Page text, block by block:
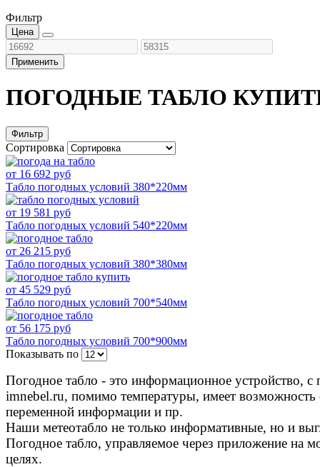
Фильтр
Цена
Применить
ПОГОДНЫЕ ТАБЛО
Фильтр
Сортировка
от 16 692 руб
Табло погодных условий 380*220мм
от 19 581 руб
Табло погодных условий 540*220мм
от 26 215 руб
Табло погодных условий 380*380мм
от 45 529 руб
Табло погодных условий 700*540мм
от 56 175 руб
Табло погодных условий 700*900мм
Показывать по
Погодное табло - это информационное
imnebel.ru, помимо температуры, имеет возможность
переменной информации и пр.
Наши метеотабло не только информативные, но и
Погодное табло, управляемое через приложение на
целях.